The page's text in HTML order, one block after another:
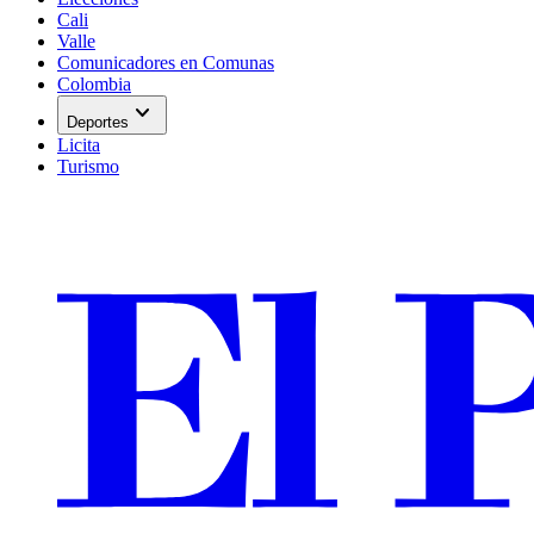
Cali
Valle
Comunicadores en Comunas
Colombia
Deportes expand_more
Licita
Turismo